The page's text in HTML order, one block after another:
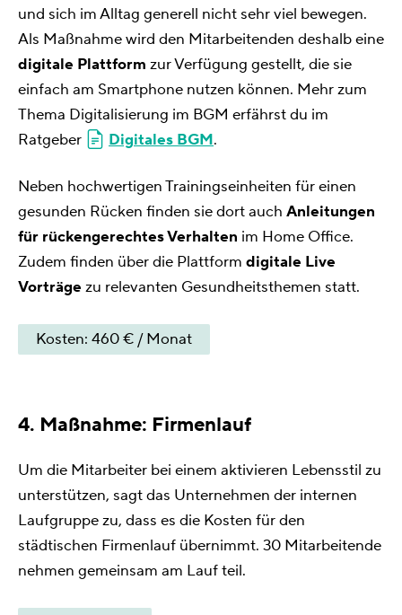
und sich im Alltag generell nicht sehr viel bewegen.
Als Maßnahme wird den Mitarbeitenden deshalb eine
digitale Plattform zur Verfügung gestellt, die sie
einfach am Smartphone nutzen können. Mehr zum
Thema Digitalisierung im BGM erfährst du im
Ratgeber
Digitales BGM.
Neben hochwertigen Trainingseinheiten für einen
gesunden Rücken finden sie dort auch Anleitungen
für rückengerechtes Verhalten im Home Office.
Zudem finden über die Plattform digitale Live
Vorträge zu relevanten Gesundheitsthemen statt.
Kosten: 460 € / Monat
4. Maßnahme: Firmenlauf
Um die Mitarbeiter bei einem aktivieren Lebensstil zu
unterstützen, sagt das Unternehmen der internen
Laufgruppe zu, dass es die Kosten für den
städtischen Firmenlauf übernimmt. 30 Mitarbeitende
nehmen gemeinsam am Lauf teil.